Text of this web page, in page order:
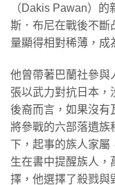
（Dakis Pawan）
斯．布尼在戰後不斷
量顯得相對稀薄，成
他曾帶著巴蘭社參與
張以武力對抗日本，
後裔而言，如果沒有
將參戰的六部落遺族
下，起事的族人家屬
生在書中提醒族人，
擇，他選擇了殺戮與